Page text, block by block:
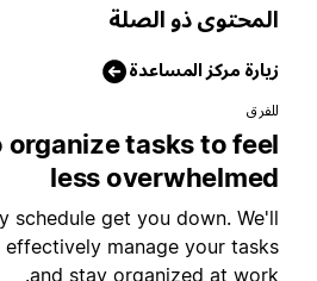
ذو الصلة
مركز المساعدة
to organize tasks to
less
schedule get you down.
to effectively manage your
and stay organized at